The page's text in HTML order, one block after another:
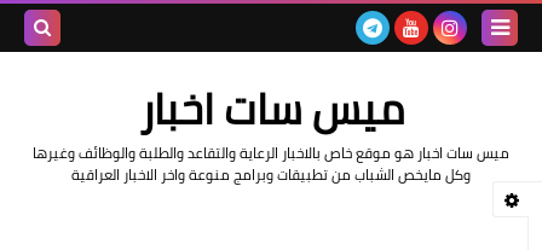
ميس سات اخبار
ميس سات اخبار هو موقع خاص بالاخبار الرعاية والتقاعد والطلبة والوظائف وغيرها
وكل مايخص الشباب من تطبيقات وبرامج منوعة واخر الاخبار العراقية